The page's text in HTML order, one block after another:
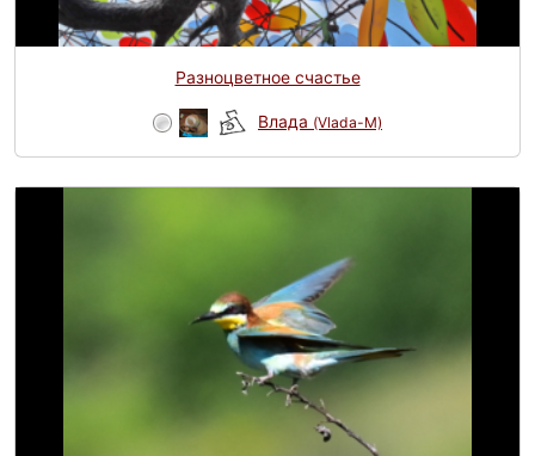
Разноцветное счастье
Влада (Vlada-M)